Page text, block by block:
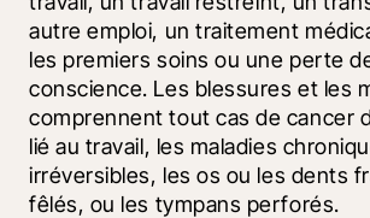
autre emploi, un traitement
les premiers soins ou une perte
conscience. Les blessures et les
comprennent tout cas de cancer
lié au travail, les maladies
irréversibles, les os ou les dents
fêlés, ou les tympans perforés.